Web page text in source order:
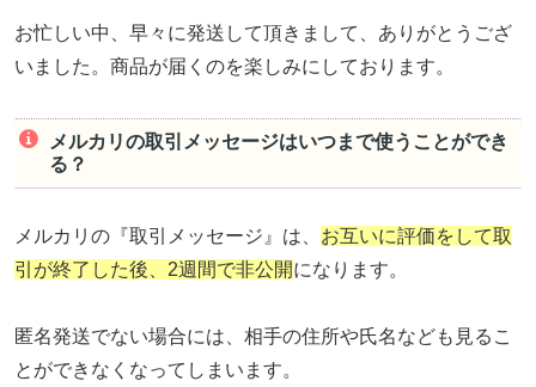
お忙しい中、早々に発送して頂きまして、ありがとうござ
いました。商品が届くのを楽しみにしております。
メルカリの取引メッセージはいつまで使うことができ
る？
メルカリの『取引メッセージ』は、 お互いに評価をして取
引が終了した後、2週間で非公開になります。
匿名発送でない場合には、相手の住所や氏名なども見るこ
とができなくなってしまいます。